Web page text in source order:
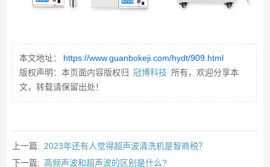
本文地址：
https://www.guanbokeji.com/hydt/909.html
版权声明：本页面内容版权归 冠博科技 所有，欢迎分享本
文，转载请保留出处！
上一篇: 2023年还有人觉得超声波清洗机是智商税？
下一篇: 高频声波和超声波的区别是什么?